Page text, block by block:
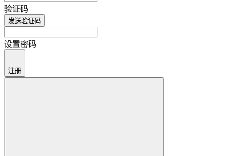
验证码
发送验证码
设置密码
注册